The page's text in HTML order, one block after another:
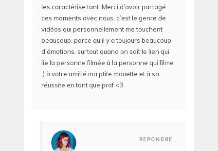
les caractérise tant. Merci d’avoir partagé
ces moments avec nous, c’est le genre de
vidéos qui personnellement me touchent
beaucoup, parce qu’il y a toujours beaucoup
d’émotions, surtout quand on sait le lien qui
lie la personne filmée à la personne qui filme
:) à votre amitié ma ptite mouette et à sa
réussite en tant que prof <3
REPONDRE